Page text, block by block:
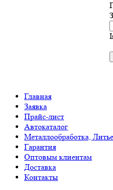
Главная
Заявка
Прайс-лист
Автокаталог
Металлообработка,
Гарантия
Оптовым клиентам
Доставка
Контакты